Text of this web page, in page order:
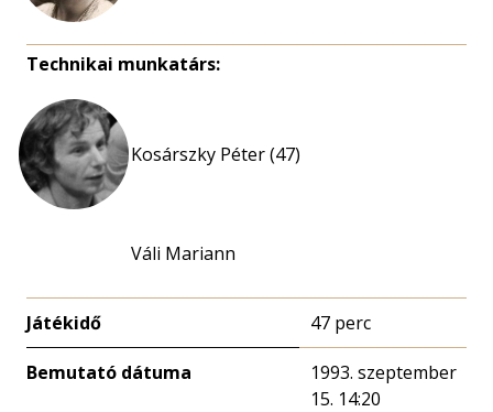
Technikai munkatárs:
Kosárszky Péter (47)
Váli Mariann
Játékidő 47 perc
Bemutató dátuma
1993. szeptember
15. 14:20